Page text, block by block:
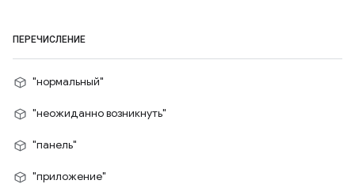
ПЕРЕЧИСЛЕНИЕ
"нормальный"
"неожиданно возникнуть"
"панель"
"приложение"